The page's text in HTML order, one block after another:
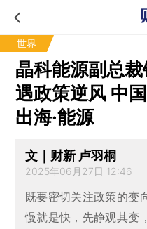
世界
晶科能源副总
遇政策逆风 中
出海·能源
文｜财新 卢羽桐
2025年06月27日 12:46
既要密切关注政策的变
慢就是快，先静观其变